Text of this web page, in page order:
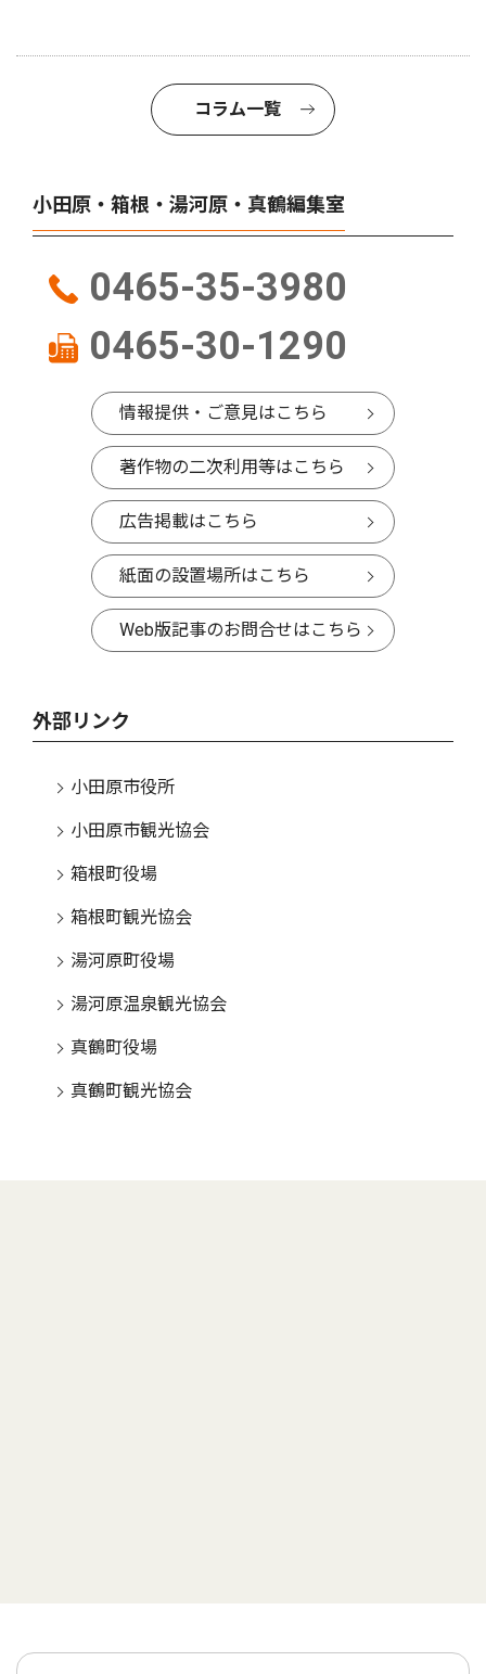
コラム一覧
小田原・箱根・湯河原・真鶴編集室
0465-35-3980
0465-30-1290
情報提供・ご意見はこちら
著作物の二次利用等はこちら
広告掲載はこちら
紙面の設置場所はこちら
Web版記事のお問合せはこちら
外部リンク
小田原市役所
小田原市観光協会
箱根町役場
箱根町観光協会
湯河原町役場
湯河原温泉観光協会
真鶴町役場
真鶴町観光協会